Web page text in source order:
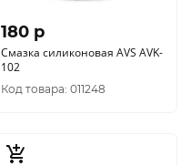
180 p
Смазка силиконовая AVS AVK-
102
Код товара: 011248